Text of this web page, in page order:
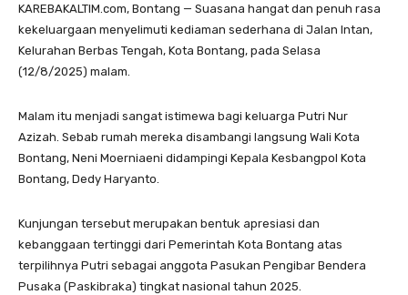
KAREBAKALTIM.com, Bontang — Suasana hangat dan penuh rasa
kekeluargaan menyelimuti kediaman sederhana di Jalan Intan,
Kelurahan Berbas Tengah, Kota Bontang, pada Selasa
(12/8/2025) malam.
Malam itu menjadi sangat istimewa bagi keluarga Putri Nur
Azizah. Sebab rumah mereka disambangi langsung Wali Kota
Bontang, Neni Moerniaeni didampingi Kepala Kesbangpol Kota
Bontang, Dedy Haryanto.
Kunjungan tersebut merupakan bentuk apresiasi dan
kebanggaan tertinggi dari Pemerintah Kota Bontang atas
terpilihnya Putri sebagai anggota Pasukan Pengibar Bendera
Pusaka (Paskibraka) tingkat nasional tahun 2025.